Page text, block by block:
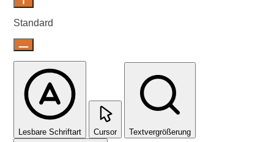
Standard
Lesbare Schriftart Cursor Textvergrößerung